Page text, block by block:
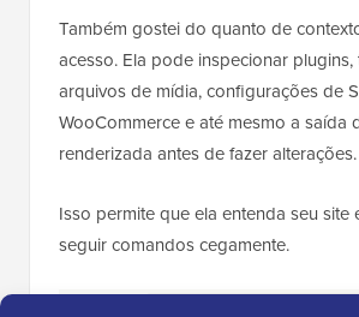
Também gostei do quanto de
acesso. Ela pode inspecionar plugins,
arquivos de mídia, configurações de
WooCommerce e até mesmo a saída
renderizada antes de fazer alterações.
Isso permite que ela entenda seu site
seguir comandos cegamente.